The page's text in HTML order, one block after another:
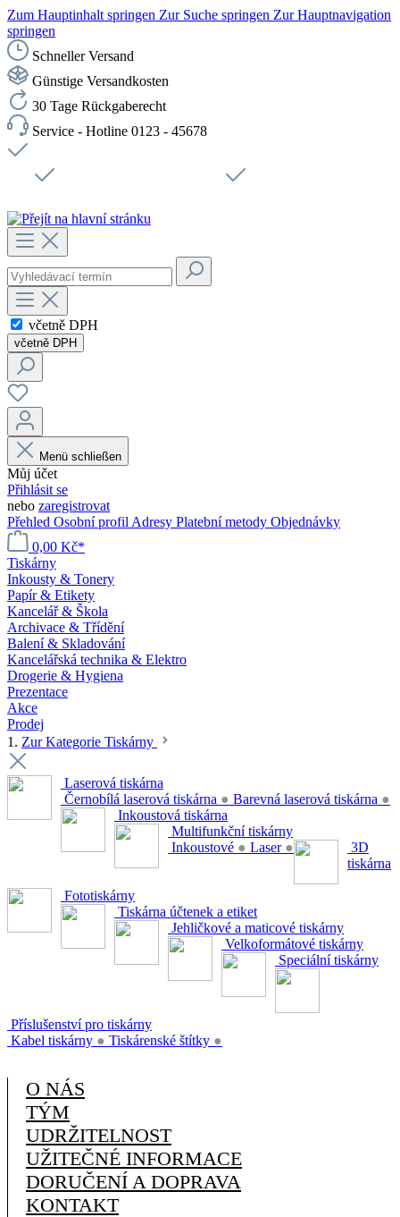
Zum Hauptinhalt springen Zur Suche springen Zur Hauptnavigation
springen
Schneller Versand
Günstige Versandkosten
30 Tage Rückgaberecht
Service - Hotline 0123 - 45678
včetně DPH
včetně DPH
Menü schließen
Můj účet
Přihlásit se
nebo zaregistrovat
Přehled Osobní profil Adresy Platební metody Objednávky
0,00 Kč*
Tiskárny
Inkousty & Tonery
Papír & Etikety
Kancelář & Škola
Archivace & Třídění
Balení & Skladování
Kancelářská technika & Elektro
Drogerie & Hygiena
Prezentace
Akce
Prodej
1. Zur Kategorie Tiskárny
Laserová tiskárna
Černobílá laserová tiskárna ● Barevná laserová tiskárna ●
Inkoustová tiskárna
Multifunkční tiskárny
Inkoustové ● Laser ●
3D
tiskárna
Fototiskárny
Tiskárna účtenek a etiket
Jehličkové a maticové tiskárny
Velkoformátové tiskárny
Speciální tiskárny
Příslušenství pro tiskárny
Kabel tiskárny ● Tiskárenské štítky ●
O NÁS
TÝM
UDRŽITELNOST
UŽITEČNÉ INFORMACE
DORUČENÍ A DOPRAVA
KONTAKT